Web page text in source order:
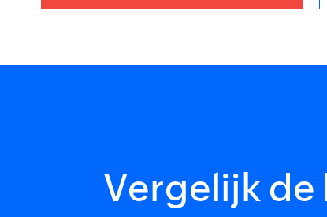
Vergelijk de